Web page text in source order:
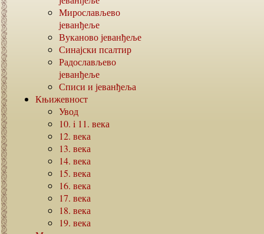
Мирослављево
јеванђеље
Вуканово јеванђеље
Синајски псалтир
Радослављево
јеванђеље
Списи и јеванђеља
Књижевност
Увод
10. i 11. века
12. века
13. века
14. века
15. века
16. века
17. века
18. века
19. века